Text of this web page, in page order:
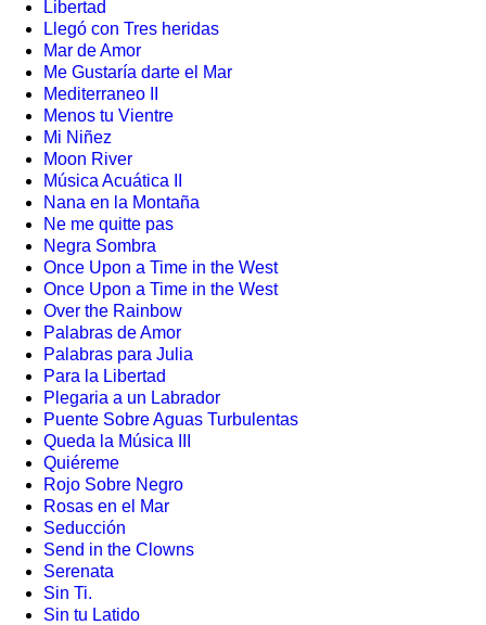
Libertad
Llegó con Tres heridas
Mar de Amor
Me Gustaría darte el Mar
Mediterraneo II
Menos tu Vientre
Mi Niñez
Moon River
Música Acuática II
Nana en la Montaña
Ne me quitte pas
Negra Sombra
Once Upon a Time in the West
Once Upon a Time in the West
Over the Rainbow
Palabras de Amor
Palabras para Julia
Para la Libertad
Plegaria a un Labrador
Puente Sobre Aguas Turbulentas
Queda la Música III
Quiéreme
Rojo Sobre Negro
Rosas en el Mar
Seducción
Send in the Clowns
Serenata
Sin Ti.
Sin tu Latido